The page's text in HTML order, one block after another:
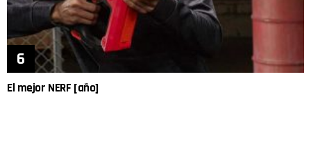
El mejor NERF [año]